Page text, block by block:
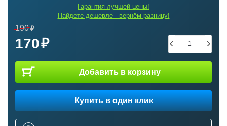
Гарантия лучшей цены!
Найдете дешевле - вернём разницу!
190
170
Добавить в корзину
Купить в один клик